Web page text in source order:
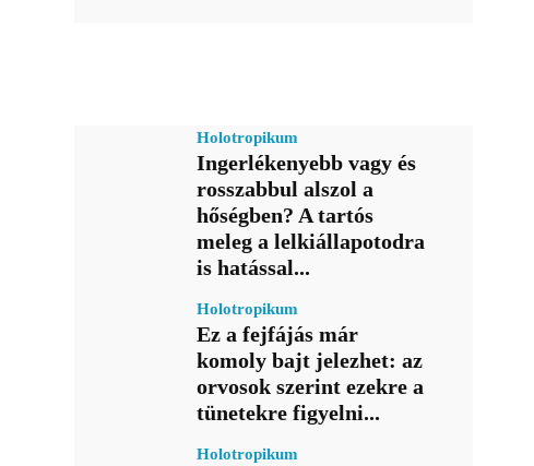
Holotropikum
Ingerlékenyebb vagy és
rosszabbul alszol a
hőségben? A tartós
meleg a lelkiállapotodra
is hatással...
Holotropikum
Ez a fejfájás már
komoly bajt jelezhet: az
orvosok szerint ezekre a
tünetekre figyelni...
Holotropikum